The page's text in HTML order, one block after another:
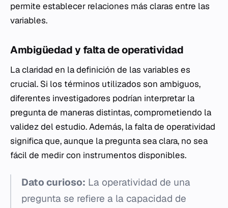
permite establecer relaciones más claras entre las
variables.
Ambigüedad y falta de operatividad
La claridad en la definición de las variables es
crucial. Si los términos utilizados son ambiguos,
diferentes investigadores podrían interpretar la
pregunta de maneras distintas, comprometiendo la
validez del estudio. Además, la falta de operatividad
significa que, aunque la pregunta sea clara, no sea
fácil de medir con instrumentos disponibles.
Dato curioso: La operatividad de una
pregunta se refiere a la capacidad de